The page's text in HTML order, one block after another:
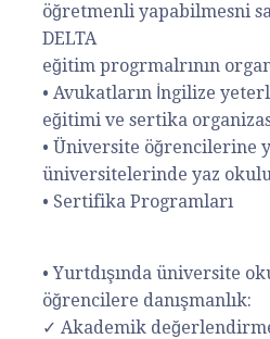
öğretmenli yapabilmesni
DELTA
eğitim progrmalrının
• Avukatların İngilize
eğitimi ve sertika
• Üniversite öğrencilerine
üniversitelerinde yaz
• Sertifika Programları
• Yurtdışında üniversite
öğrencilere danışmanlık:
✓ Akademik